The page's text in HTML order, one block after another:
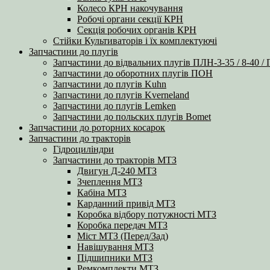
Колесо КРН накочування
Робочі органи секції КРН
Секція робочих органів КРН
Стійки Культиваторів і їх комплектуючі
Запчастини до плугів
Запчастини до відвальних плугів ПЛН-3-35 / 8-40
Запчастини до оборотних плугів ПОН
Запчастини до плугів Kuhn
Запчастини до плугів Kverneland
Запчастини до плугів Lemken
Запчастини до польских плугів Bomet
Запчастини до роторних косарок
Запчастини до тракторів
Гідроциліндри
Запчастини до тракторів МТЗ
Двигун Д-240 МТЗ
Зчеплення МТЗ
Кабіна МТЗ
Карданний привід МТЗ
Коробка відбору потужності МТЗ
Коробка передач МТЗ
Міст МТЗ (Перед/Зад)
Навішування МТЗ
Підшипники МТЗ